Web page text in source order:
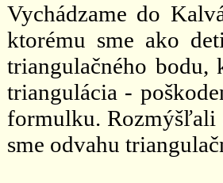
Vychádzame do
ktorému sme ako
triangulačného bodu,
triangulácia -
formulku. Rozmýšľali
sme odvahu